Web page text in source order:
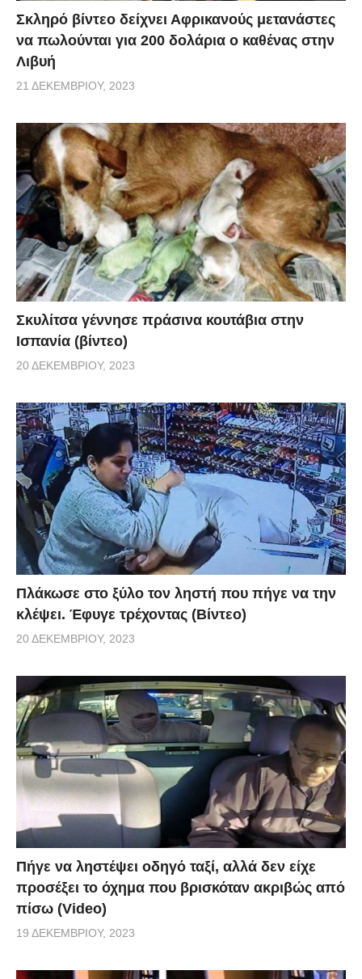
Σκληρό βίντεο δείχνει Αφρικανούς μετανάστες
να πωλούνται για 200 δολάρια ο καθένας στην
Λιβυή
21 ΔΕΚΕΜΒΡΊΟΥ, 2023
Σκυλίτσα γέννησε πράσινα κουτάβια στην
Ισπανία (βίντεο)
20 ΔΕΚΕΜΒΡΊΟΥ, 2023
Πλάκωσε στο ξύλο τον ληστή που πήγε να την
κλέψει. Έφυγε τρέχοντας (Βίντεο)
20 ΔΕΚΕΜΒΡΊΟΥ, 2023
Πήγε να ληστέψει οδηγό ταξί, αλλά δεν είχε
προσέξει το όχημα που βρισκόταν ακριβώς από
πίσω (Video)
19 ΔΕΚΕΜΒΡΊΟΥ, 2023